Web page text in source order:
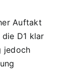
Auftakt
D1 klar
jedoch